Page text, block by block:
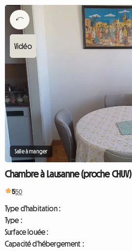
Salle à manger
Chambre à Lausanne (proche CHUV)
550
Type d'habitation :
Type :
Surface louée :
Capacité d'hébergement :